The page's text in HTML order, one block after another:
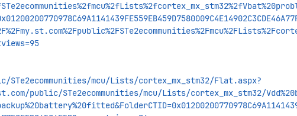
mcu/Lists/cortex_mx_stm32/Flat.aspx?
public/STe2ecommunities/mcu/Lists/cortex_mx_stm32/